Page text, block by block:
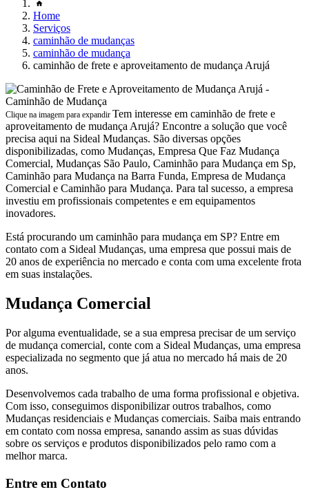
Home
Serviços
caminhão de mudanças
caminhão de mudança
caminhão de frete e aproveitamento de mudança Arujá
Clique na imagem para expandir Tem interesse em caminhão de frete e
aproveitamento de mudança Arujá? Encontre a solução que você
precisa aqui na Sideal Mudanças. São diversas opções
disponibilizadas, como Mudanças, Empresa Que Faz Mudança
Comercial, Mudanças São Paulo, Caminhão para Mudança em Sp,
Caminhão para Mudança na Barra Funda, Empresa de Mudança
Comercial e Caminhão para Mudança. Para tal sucesso, a empresa
investiu em profissionais competentes e em equipamentos
inovadores.
Está procurando um caminhão para mudança em SP? Entre em
contato com a Sideal Mudanças, uma empresa que possui mais de
20 anos de experiência no mercado e conta com uma excelente frota
em suas instalações.
Mudança Comercial
Por alguma eventualidade, se a sua empresa precisar de um serviço
de mudança comercial, conte com a Sideal Mudanças, uma empresa
especializada no segmento que já atua no mercado há mais de 20
anos.
Desenvolvemos cada trabalho de uma forma profissional e objetiva.
Com isso, conseguimos disponibilizar outros trabalhos, como
Mudanças residenciais e Mudanças comerciais. Saiba mais entrando
em contato com nossa empresa, sanando assim as suas dúvidas
sobre os serviços e produtos disponibilizados pelo ramo com a
melhor marca.
Entre em Contato